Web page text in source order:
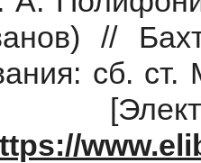
//
сб.